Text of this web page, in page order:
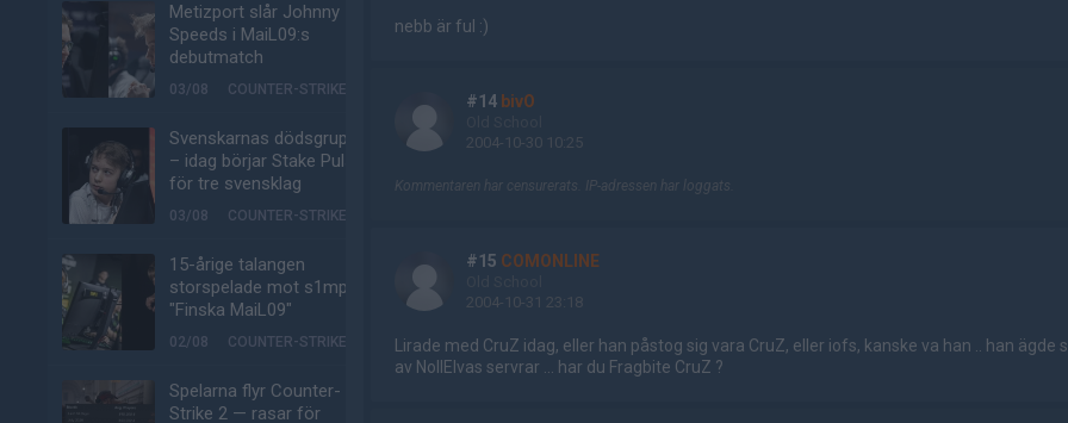
Metizport slår Johnny
Speeds i MaiL09:s
debutmatch
03/08 COUNTER-STRIKE
Svenskarnas dödsgrupp
– idag börjar Stake Pulse
för tre svensklag
03/08 COUNTER-STRIKE
15-årige talangen
storspelade mot s1mple:
"Finska MaiL09"
02/08 COUNTER-STRIKE
Spelarna flyr Counter-
Strike 2 — rasar för
nebb är ful :)
#14 bivO
2004-10-30 10:25
Kommentaren har censurerats. IP-adressen har loggats.
#15 COMONLINE
2004-10-31 23:18
Lirade med CruZ idag, eller han påstog sig vara CruZ, eller iofs, kanske va han .. han ägde
av NollElvas servrar ... har du Fragbite CruZ ?